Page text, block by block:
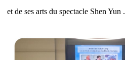
et de ses arts du spectacle Shen Yun .